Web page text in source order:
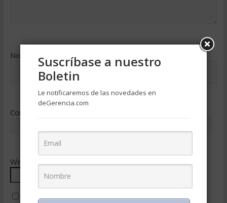
Nombre*
Correo electrónico
Web
Suscríbase a nuestro
Boletin
Le notificaremos de las novedades en
deGerencia.com